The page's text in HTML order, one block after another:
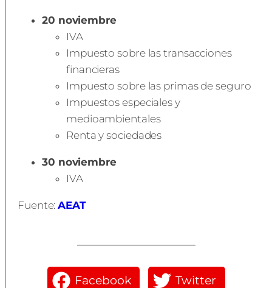
20 noviembre
IVA
Impuesto sobre las transacciones
financieras
Impuesto sobre las primas de seguro
Impuestos especiales y
medioambientales
Renta y sociedades
30 noviembre
IVA
Fuente:AEAT
Facebook Twitter